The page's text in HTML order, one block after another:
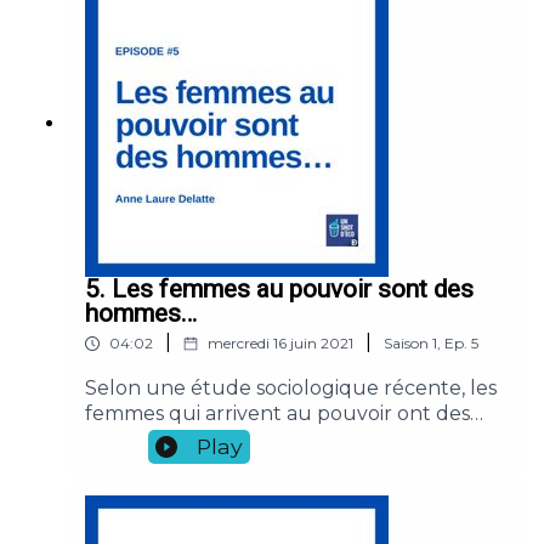
(LEDa), réalisé par Fany Corral.
5. Les femmes au pouvoir sont des
hommes…
04:02 mercredi 16 juin 2021 Saison 1, Ep. 5
Selon une étude sociologique récente, les
femmes qui arrivent au pouvoir ont des
profils plus masculins que la moyenne et
obéissent aux règles établies par les
hommes. Une féminisation de la pratique
du pouvoir n’est donc pas pour demain.Un
Play